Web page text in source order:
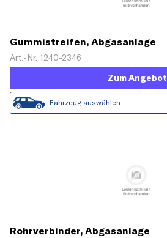
Gummistreifen, Abgasanlage
Art.-Nr. 1240-2346
Zum Angebot
Fahrzeug auswählen
Rohrverbinder, Abgasanlage